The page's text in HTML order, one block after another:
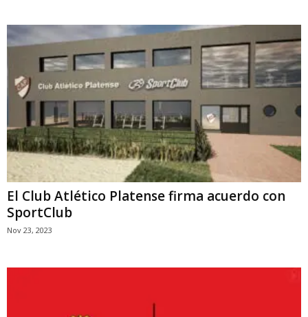
El Club Atlético Platense firma acuerdo con
SportClub
Nov 23, 2023